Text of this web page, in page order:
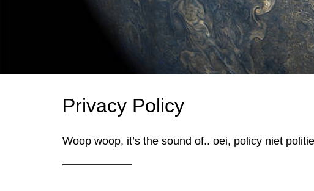
Privacy Policy
Woop woop, it’s the sound of.. oei, policy niet